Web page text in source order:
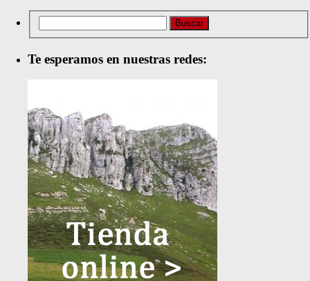
Te esperamos en nuestras redes: